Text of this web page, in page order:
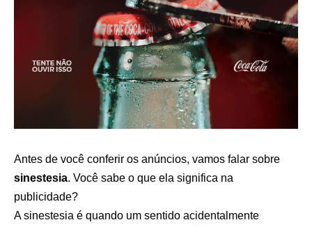
Antes de você conferir os anúncios, vamos falar sobre
sinestesia. Você sabe o que ela significa na
publicidade?
A sinestesia é quando um sentido acidentalmente